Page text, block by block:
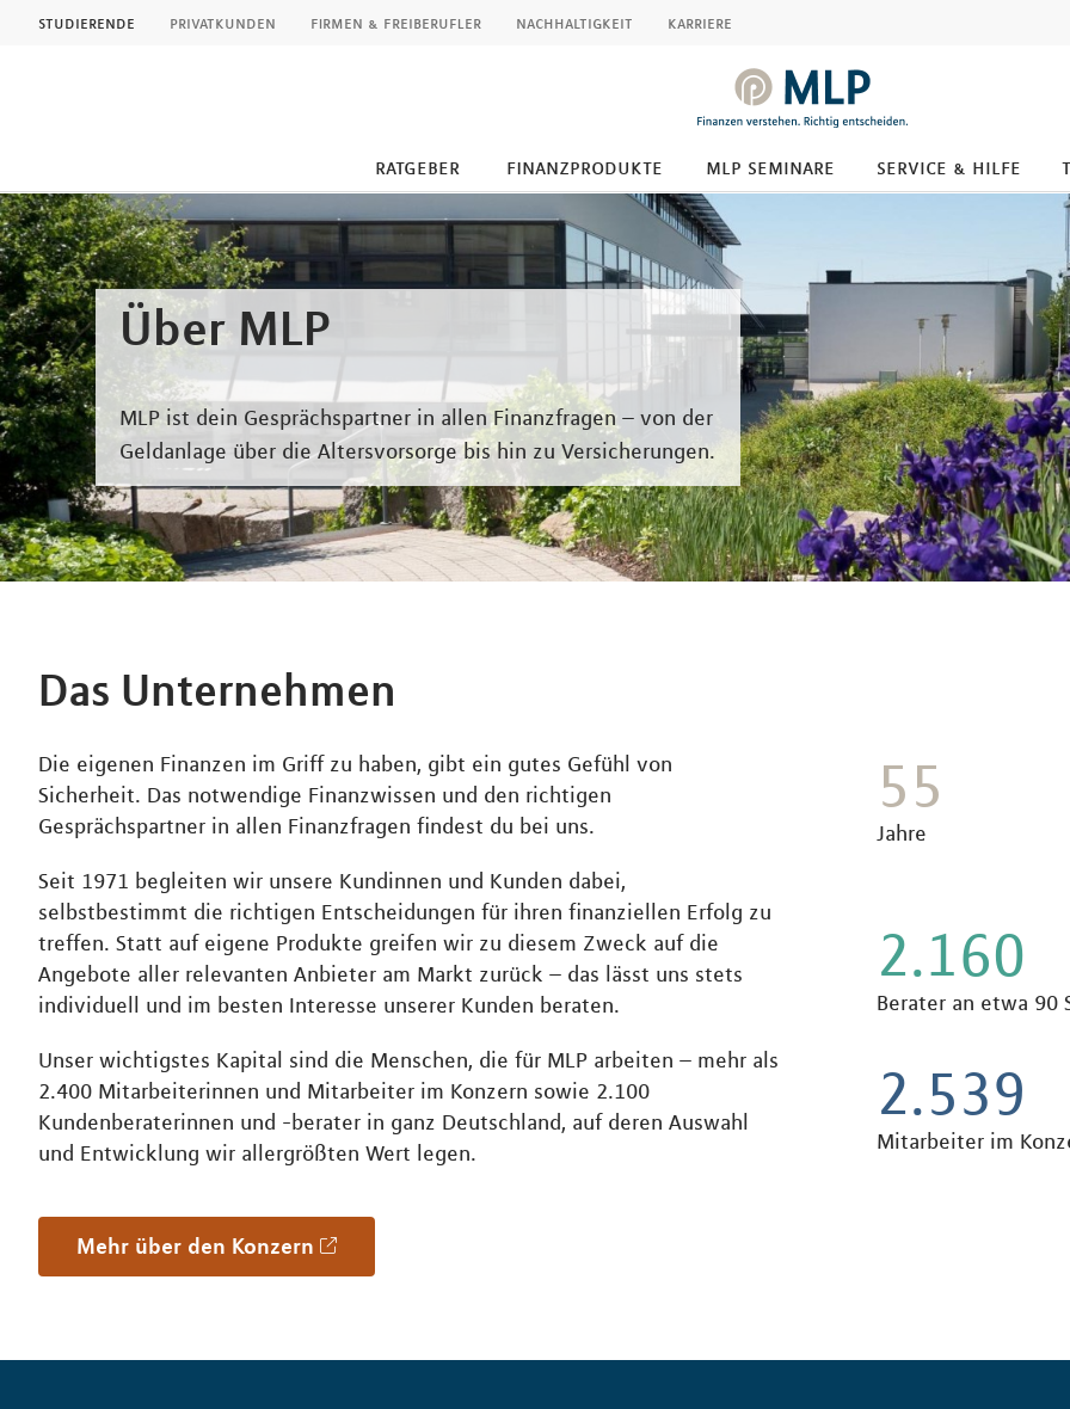
studierende privatkunden firmen & freiberufler nachhaltigkeit karriere
ratgeber finanzprodukte mlp seminare service & hilfe
Inhalt
Über MLP
MLP ist dein Gesprächspartner in allen Finanzfragen – von der
Geldanlage über die Altersvorsorge bis hin zu Versicherungen.
55
Jahre
2.160
Berater an etwa 90
2.539
Mitarbeiter im
Das Unternehmen
Die eigenen Finanzen im Griff zu haben, gibt ein gutes Gefühl von
Sicherheit. Das notwendige Finanzwissen und den richtigen
Gesprächspartner in allen Finanzfragen findest du bei uns.
Seit 1971 begleiten wir unsere Kundinnen und Kunden dabei,
selbstbestimmt die richtigen Entscheidungen für ihren finanziellen Erfolg zu
treffen. Statt auf eigene Produkte greifen wir zu diesem Zweck auf die
Angebote aller relevanten Anbieter am Markt zurück – das lässt uns stets
individuell und im besten Interesse unserer Kunden beraten.
Unser wichtigstes Kapital sind die Menschen, die für MLP arbeiten – mehr als
2.400 Mitarbeiterinnen und Mitarbeiter im Konzern sowie 2.100
Kundenberaterinnen und -berater in ganz Deutschland, auf deren Auswahl
und Entwicklung wir allergrößten Wert legen.
Mehr über den Konzern